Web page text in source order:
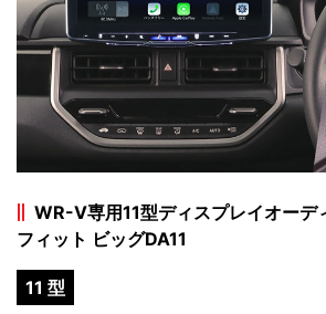
WR-V専用11型ディスプレイオーデ
フィット ビッグDA11
11 型